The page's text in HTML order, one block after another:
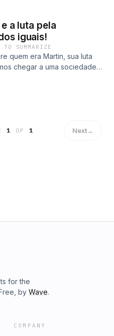
a luta pela
iguais!
TO SUMMARIZE
quem era Martin, sua luta
chegar a uma sociedade
1 OF 1 Next→
for the
by Wave.
COMPANY